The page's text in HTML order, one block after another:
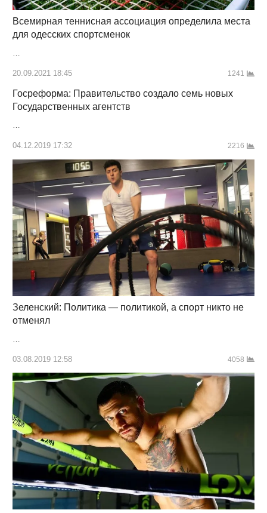
Всемирная теннисная ассоциация определила места
для одесских спортсменок
…
20.09.2021 18:45 1241
Госреформа: Правительство создало семь новых
Государственных агентств
…
04.12.2019 17:32 2216
Зеленский: Политика — политикой, а спорт никто не
отменял
03.08.2019 12:58 4058